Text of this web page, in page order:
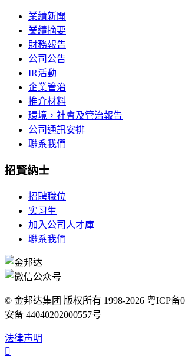
業績新聞
業績摘要
財務報告
公司公告
IR活動
企業管治
推介材料
環境，社會及管治報告
公司通訊安排
聯系我們
招賢納士
招聘職位
实习生
加入公司人才庫
聯系我們
© 金邦达集团 版权所有 1998-2026 粤ICP备
安备 44040202000557号
法律声明